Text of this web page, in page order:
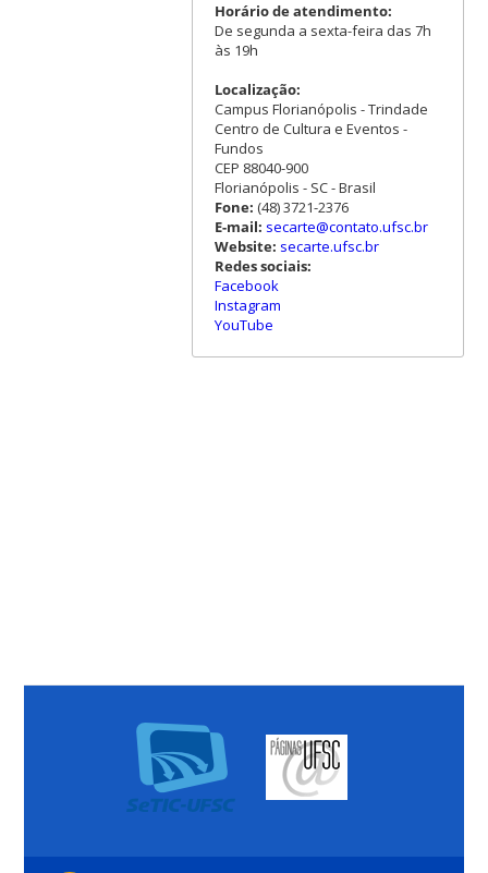
Horário de atendimento:
De segunda a sexta-feira das 7h
às 19h
Localização:
Campus Florianópolis - Trindade
Centro de Cultura e Eventos -
Fundos
CEP 88040-900
Florianópolis - SC - Brasil
Fone: (48) 3721-2376
E-mail: secarte@contato.ufsc.br
Website: secarte.ufsc.br
Redes sociais:
Facebook
Instagram
YouTube